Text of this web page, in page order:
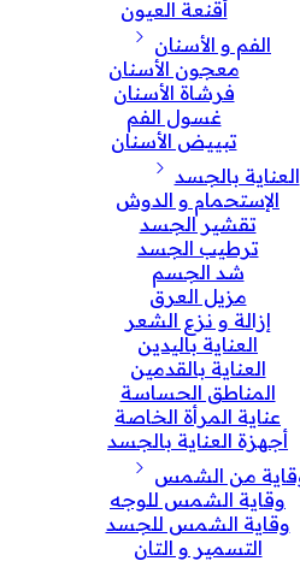
أقنعة العيون
الفم و الأسنان
معجون الأسنان
فرشاة الأسنان
غسول الفم
تبييض الأسنان
العناية بالجسد
الإستحمام و الدوش
تقشير الجسد
ترطيب الجسد
شد الجسم
مزيل العرق
إزالة و نزع الشعر
العناية باليدين
العناية بالقدمين
المناطق الحساسة
عناية المرأة الخاصة
أجهزة العناية بالجسد
من الشمس
وقاية الشمس للوجه
وقاية الشمس للجسد
التسمير و التان